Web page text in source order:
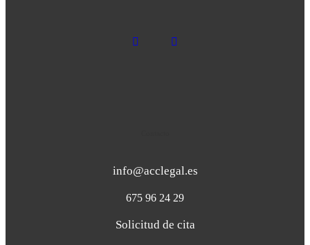
info@acclegal.es
675 96 24 29
Solicitud de cita